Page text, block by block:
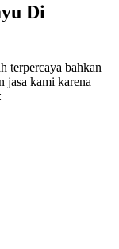
Di
terpercaya bahkan
jasa kami karena